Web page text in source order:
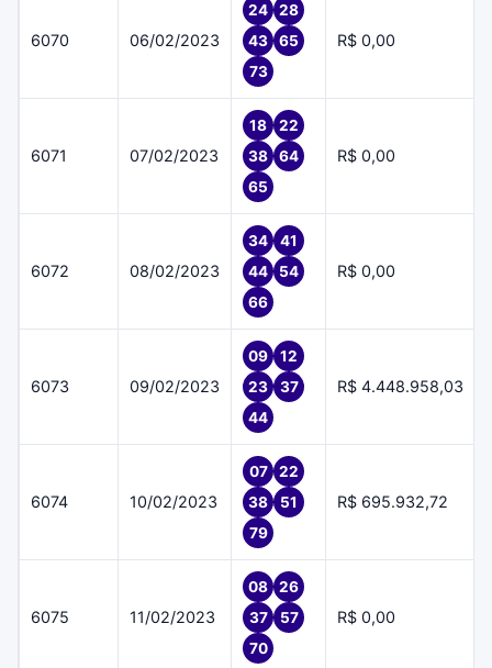
6070 06/02/2023
24
28
43
65
73
R$ 0,00
6071 07/02/2023
18
22
38
64
65
R$ 0,00
6072 08/02/2023
34
41
44
54
66
R$ 0,00
6073 09/02/2023
09
12
23
37
44
R$ 4.448.958,03
6074 10/02/2023
07
22
38
51
79
R$ 695.932,72
6075 11/02/2023
08
26
37
57
70
R$ 0,00